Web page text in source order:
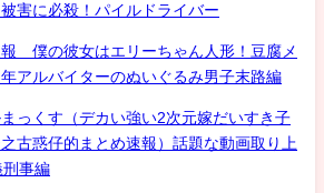
害に必殺！パイルドライバー
僕の彼女はエリーちゃん人形！豆腐メ
アルバイターのぬいぐるみ男子末路編
っくす（デカい強い2次元嫁だいすき子
古惑仔的まとめ速報）話題な動画取り上
刑事編